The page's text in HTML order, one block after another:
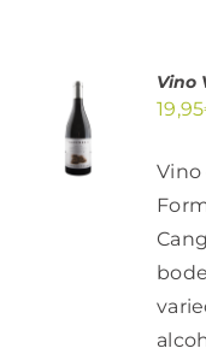
AÑADIR
AL
CARRITO
/
DETALLES
Vino
19,95
Vino